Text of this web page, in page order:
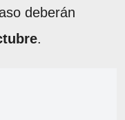
deberán
.